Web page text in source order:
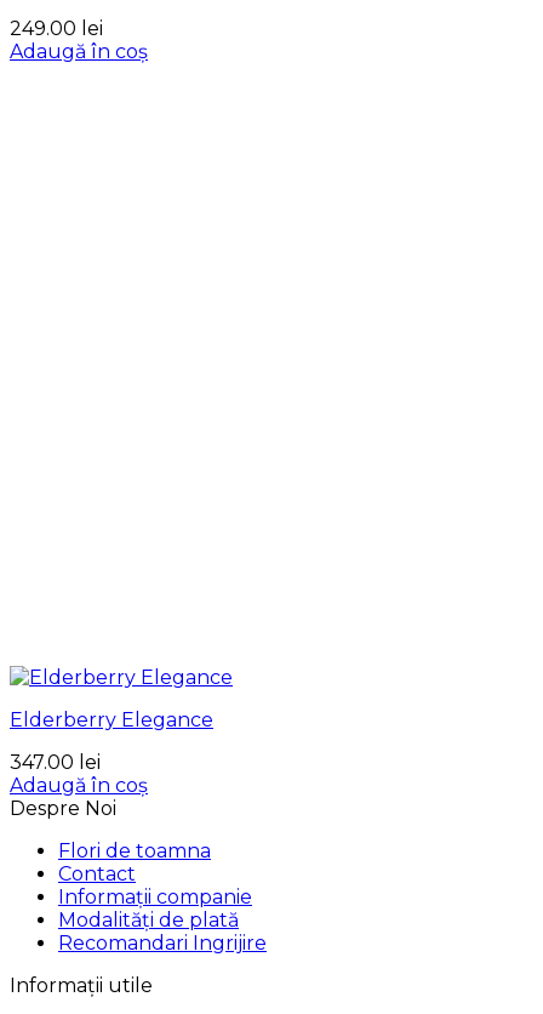
249.00 lei
Adaugă în coș
Elderberry Elegance
347.00 lei
Adaugă în coș
Despre Noi
Flori de toamna
Contact
Informații companie
Modalități de plată
Recomandari Ingrijire
Informații utile